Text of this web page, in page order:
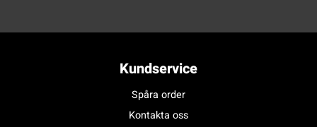
Kundservice
Spåra order
Kontakta oss